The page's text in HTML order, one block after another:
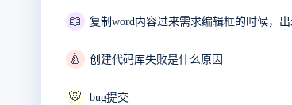
📖 复制word内容过来需求编辑框的时候，
🍐 创建代码库失败是什么原因
🐯 bug提交